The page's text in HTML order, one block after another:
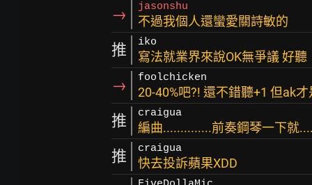
→ jasonshu
不過我個人還蠻愛關詩敏的
推 iko
寫法就業界來說OK無爭議 好聽
→ foolchicken
20-40%吧?! 還不錯聽+1 但ak
推 craigua
編曲..............前奏鋼琴一下就
推 craigua
快去投訴蘋果XDD